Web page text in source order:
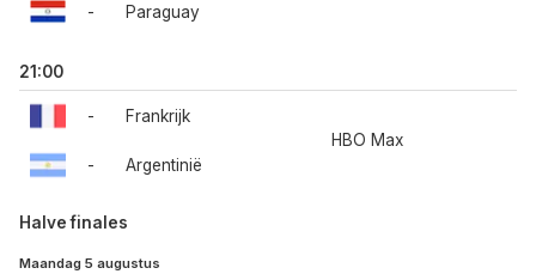
- Paraguay
21:00
-
-
Frankrijk
Argentinië
HBO Max
Halve finales
Maandag 5 augustus